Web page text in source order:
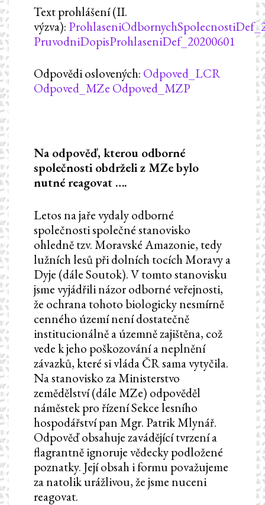
Text prohlášení (II.
výzva):
PruvodniDopisProhlaseniDef_20200601
Odpovědi oslovených: Odpoved_LCR
Odpoved_MZe Odpoved_MZP
Na odpověď, kterou odborné
společnosti obdrželi z MZe bylo
nutné reagovat ….
Letos na jaře vydaly odborné
společnosti společné stanovisko
ohledně tzv. Moravské Amazonie, tedy
lužních lesů při dolních tocích Moravy a
Dyje (dále Soutok). V tomto stanovisku
jsme vyjádřili názor odborné veřejnosti,
že ochrana tohoto biologicky nesmírně
cenného území není dostatečně
institucionálně a územně zajištěna, což
vede k jeho poškozování a neplnění
závazků, které si vláda ČR sama vytyčila.
Na stanovisko za Ministerstvo
zemědělství (dále MZe) odpověděl
náměstek pro řízení Sekce lesního
hospodářství pan Mgr. Patrik Mlynář.
Odpověď obsahuje zavádějící tvrzení a
flagrantně ignoruje vědecky podložené
poznatky. Její obsah i formu považujeme
za natolik urážlivou, že jsme nuceni
reagovat.